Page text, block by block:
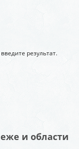
результат.
и области